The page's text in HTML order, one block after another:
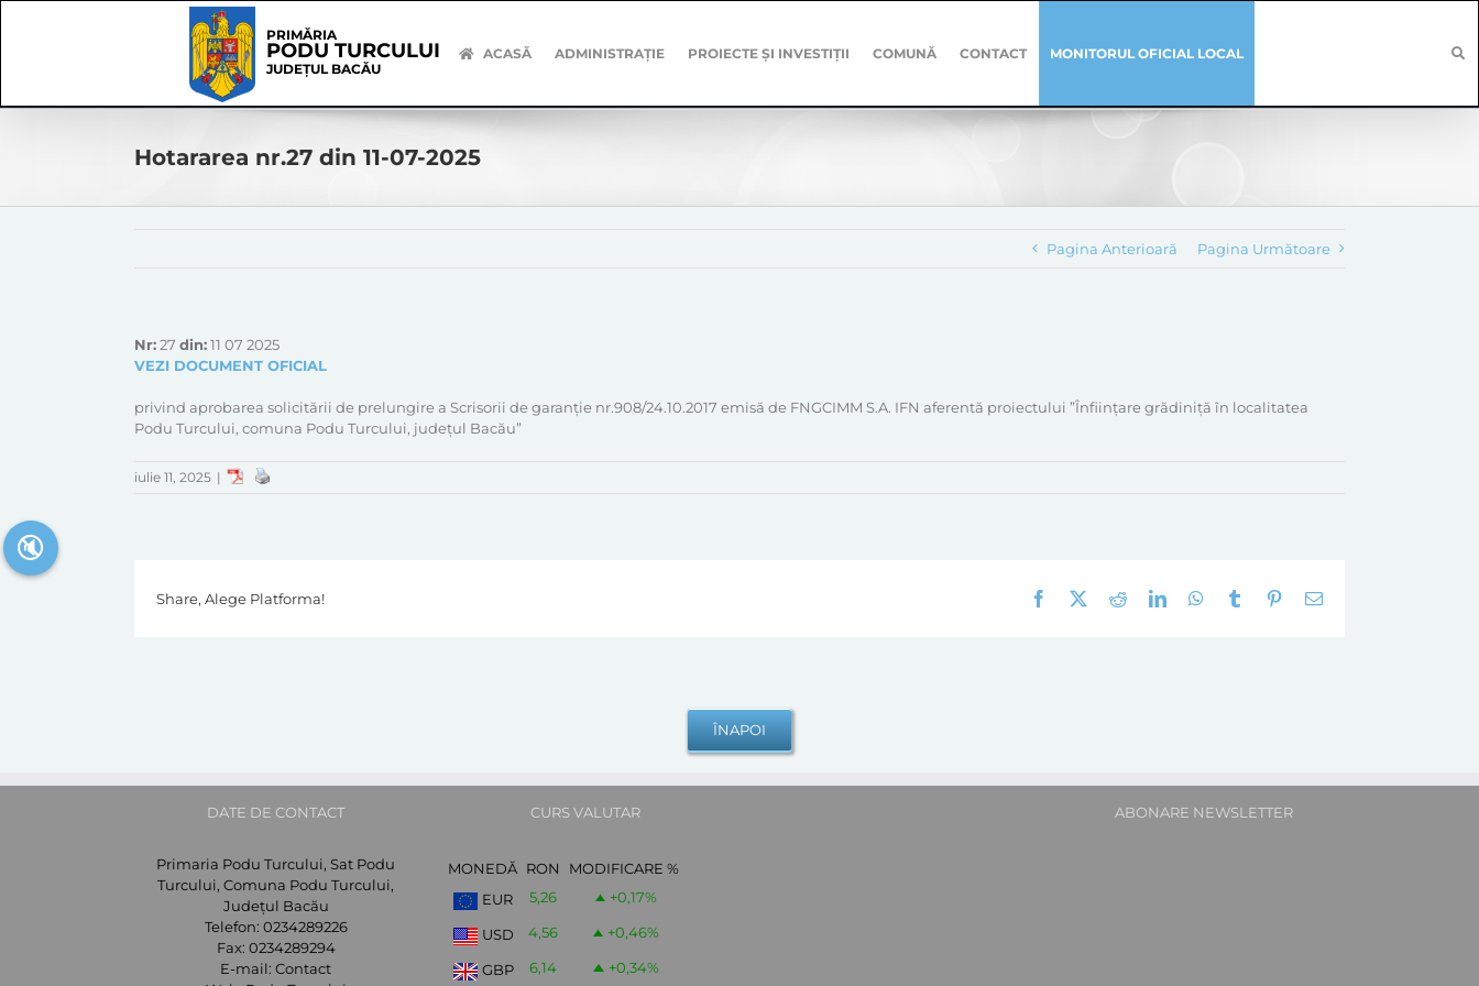
PRIMĂRIA
PODU TURCULUI
JUDEȚUL BACĂU
ACASĂ ADMINISTRAȚIE PROIECTE ȘI INVESTIȚII COMUNĂ CONTACT MONITORUL OFICIAL LOCAL
Hotararea nr.27 din 11-07-2025
Pagina Anterioară Pagina Următoare
Nr:27 din:11 07 2025
VEZI DOCUMENT OFICIAL
privind aprobarea solicitării de prelungire a Scrisorii de garanție nr.908/24.10.2017 emisă de FNGCIMM S.A. IFN aferentă proiectului ”Înființare grădiniță în localitatea
Podu Turcului, comuna Podu Turcului, județul Bacău”
iulie 11, 2025 |
Share, Alege Platforma! Facebook RedditLinkedInWhatsApp
Tumblr Pinterest
E-
DATE DE CONTACT
Primaria Podu Turcului, Sat Podu
Turcului, Comuna Podu Turcului,
Județul Bacău
Telefon: 0234289226
Fax: 0234289294
E-mail: Contact
CURS VALUTAR
MONEDĂ RON
MODIFICARE %
EUR
5,26 +0,17%
USD 4,56 +0,46%
GBP 6,14 +0,34%
ABONARE NEWSLETTER
🔇